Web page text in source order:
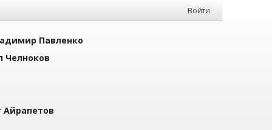
Войти
Павленко
Челноков
Айрапетов